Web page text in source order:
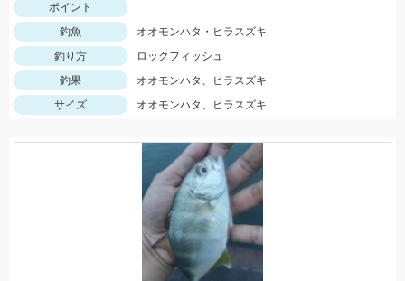
ポイント
釣魚
オオモンハタ・ヒラスズキ
釣り方
ロックフィッシュ
釣果
オオモンハタ、ヒラスズキ
サイズ
オオモンハタ、ヒラスズキ